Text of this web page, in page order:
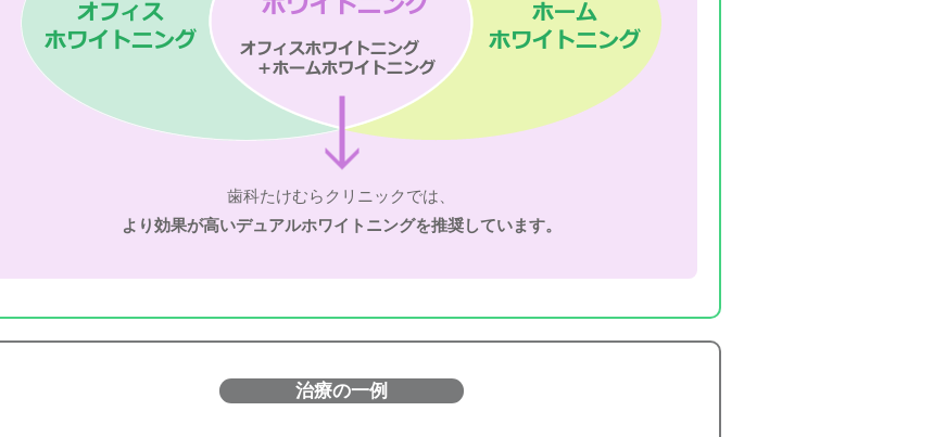
歯科たけむらクリニックでは、
より効果が高いデュアルホワイトニングを推奨しています。
治療の一例